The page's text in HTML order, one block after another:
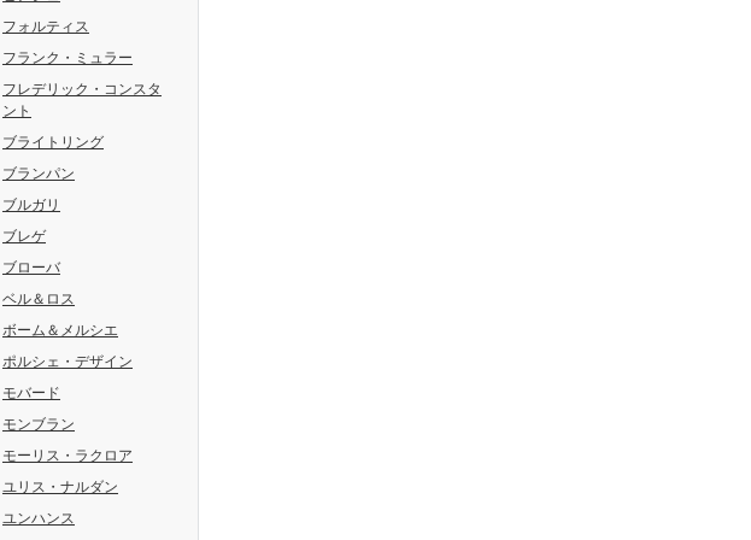
フォルティス
フランク・ミュラー
フレデリック・コンスタ
ント
ブライトリング
ブランパン
ブルガリ
ブレゲ
ブローバ
ベル＆ロス
ボーム＆メルシエ
ポルシェ・デザイン
モバード
モンブラン
モーリス・ラクロア
ユリス・ナルダン
ユンハンス